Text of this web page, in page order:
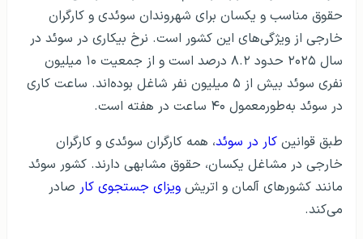
حقوق مناسب و یکسان برای شهروندان سوئدی و کارگران
خارجی از ویژگی‌های این کشور است. نرخ بیکاری در سوئد در
سال ۲۰۲۵ حدود ۸.۲ درصد است و از جمعیت ۱۰ میلیون
نفری سوئد بیش از ۵ میلیون نفر شاغل بوده‌اند. ساعت کاری
در سوئد به‌طورمعمول ۴۰ ساعت در هفته است.
طبق قوانین کار در سوئد، همه کارگران سوئدی و کارگران
خارجی در مشاغل یکسان، حقوق مشابهی دارند. کشور سوئد
مانند کشورهای آلمان و اتریش ویزای جستجوی کار صادر
می‌کند.